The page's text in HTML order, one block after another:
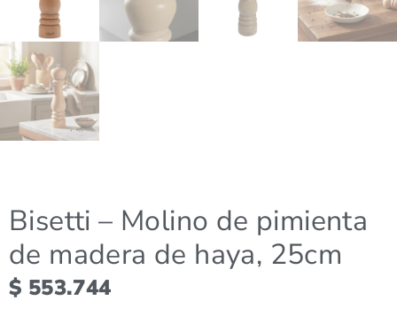
Bisetti – Molino de pimienta
de madera de haya, 25cm
$ 553.744